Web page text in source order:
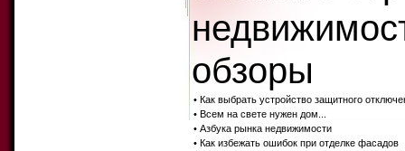
обзоры
• Как выбрать устройство защитного
• Всем на свете нужен дом...
• Азбука рынка недвижимости
• Как избежать ошибок при отделке фасадов